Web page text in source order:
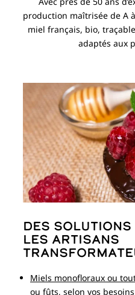
production maîtrisée de A
miel français, bio,
adaptés aux
Des
les artisans
Miels monofloraux ou
ou fûts, selon vos